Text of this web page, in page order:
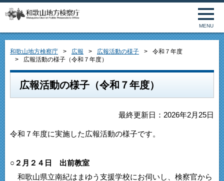
MENU
和歌山地方検察庁 広報 広報活動の様子
令和７年度
広報活動の様子（令和７年度）
広報活動の様子（令和７年度）
最終更新日：2026年2月25日
令和７年度に実施した広報活動の様子です。
○２月２４日 出前教室
和歌山県立南紀はまゆう支援学校にお伺いし、検察官から